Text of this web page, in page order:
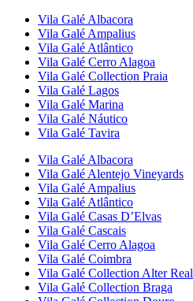
Vila Galé Albacora
Vila Galé Ampalius
Vila Galé Atlântico
Vila Galé Cerro Alagoa
Vila Galé Collection Praia
Vila Galé Lagos
Vila Galé Marina
Vila Galé Náutico
Vila Galé Tavira
Vila Galé Albacora
Vila Galé Alentejo Vineyards
Vila Galé Ampalius
Vila Galé Atlântico
Vila Galé Casas D’Elvas
Vila Galé Cascais
Vila Galé Cerro Alagoa
Vila Galé Coimbra
Vila Galé Collection Alter Real
Vila Galé Collection Braga